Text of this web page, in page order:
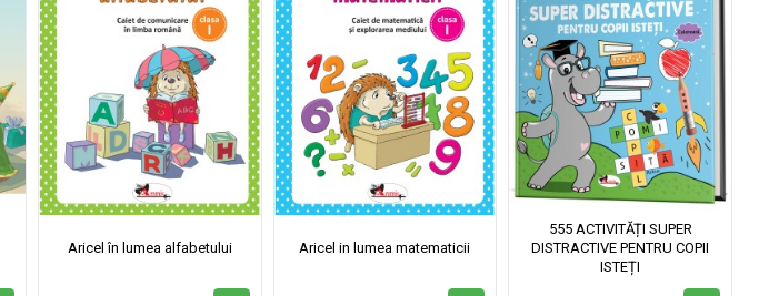
Aricel în lumea alfabetului Aricel in lumea matematicii
555 ACTIVITĂȚI SUPER
DISTRACTIVE PENTRU COPII
ISTEȚI